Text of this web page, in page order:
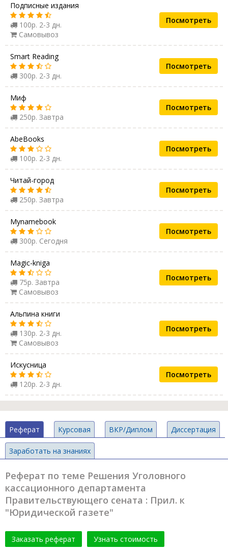
Подписные издания
100р. 2-3 дн.
Самовывоз
Посмотреть
Smart Reading
300р. 2-3 дн.
Посмотреть
Миф
250р. Завтра
Посмотреть
AbeBooks
100р. 2-3 дн.
Посмотреть
Читай-город
250р. Завтра
Посмотреть
Mynamebook
300р. Сегодня
Посмотреть
Magic-kniga
75р. Завтра
Самовывоз
Посмотреть
Альпина книги
130р. 2-3 дн.
Самовывоз
Посмотреть
Искусница
120р. 2-3 дн.
Посмотреть
Реферат Курсовая ВКР/Диплом Диссертация
Заработать на знаниях
Реферат по теме Решения Уголовного
кассационного департамента
Правительствующего сената : Прил. к
"Юридической газете"
Заказать реферат Узнать стоимость